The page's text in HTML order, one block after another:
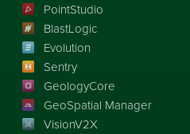
PointStudio
BlastLogic
Evolution
Sentry
GeologyCore
GeoSpatial Manager
VisionV2X